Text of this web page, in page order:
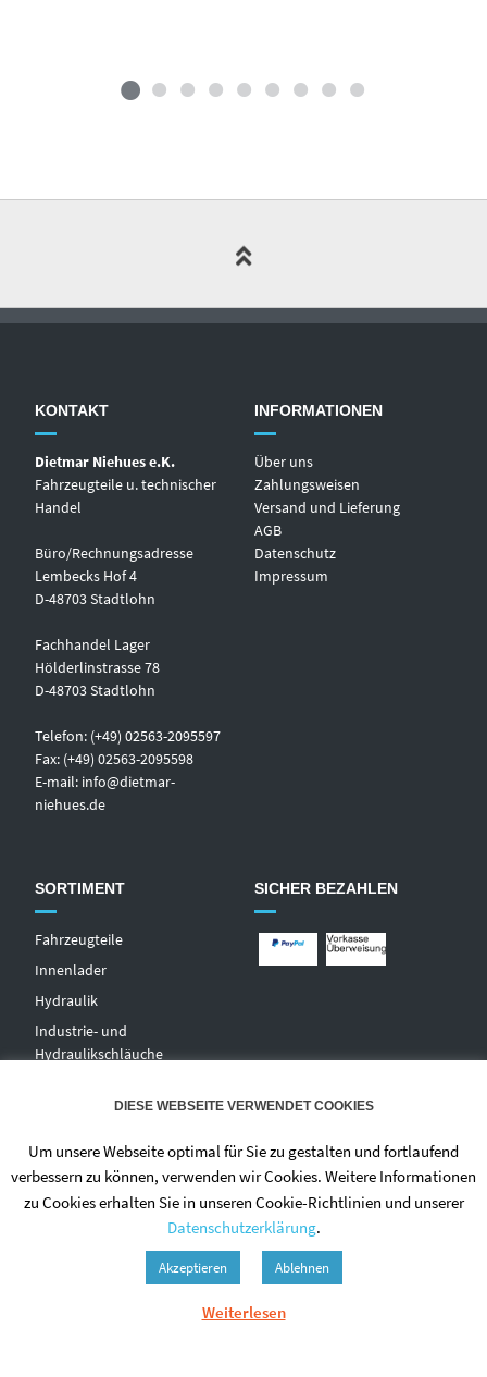
KONTAKT
Dietmar Niehues e.K.
Fahrzeugteile u. technischer
Handel
Büro/Rechnungsadresse
Lembecks Hof 4
D-48703 Stadtlohn
Fachhandel Lager
Hölderlinstrasse 78
D-48703 Stadtlohn
Telefon: (+49) 02563-2095597
Fax: (+49) 02563-2095598
E-mail: info@dietmar-
niehues.de
INFORMATIONEN
Über uns
Zahlungsweisen
Versand und Lieferung
AGB
Datenschutz
Impressum
SORTIMENT
Fahrzeugteile
Innenlader
Hydraulik
Industrie- und
Hydraulikschläuche
Zentralschmierungen
Hochdruckwaschgeräte und
SICHER BEZAHLEN
DIESE WEBSEITE VERWENDET COOKIES
Um unsere Webseite optimal für Sie zu gestalten und fortlaufend
verbessern zu können, verwenden wir Cookies. Weitere Informationen
zu Cookies erhalten Sie in unseren Cookie-Richtlinien und unserer
Datenschutzerklärung.
Akzeptieren Ablehnen
Weiterlesen